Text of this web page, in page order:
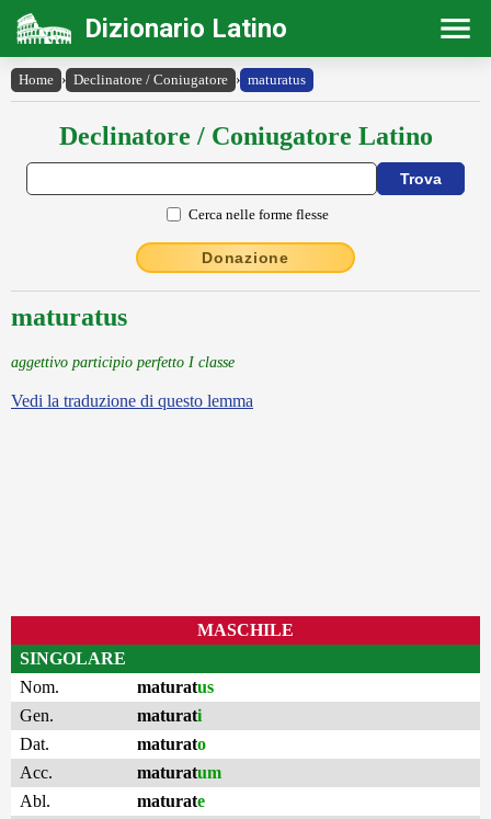
Dizionario Latino
Home › Declinatore / Coniugatore › maturatus
Declinatore / Coniugatore Latino
Cerca nelle forme flesse
Donazione
maturatus
aggettivo participio perfetto I classe
Vedi la traduzione di questo lemma
MASCHILE
SINGOLARE
Nom.
maturatus
Gen.
maturati
Dat.
maturato
Acc.
maturatum
Abl.
maturate